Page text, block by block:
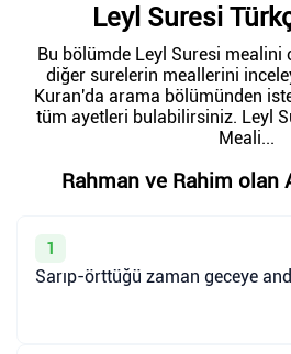
Leyl Suresi
Bu bölümde Leyl Suresi mealini
diğer surelerin meallerini
Kuran'da arama bölümünden
tüm ayetleri bulabilirsiniz. Leyl
Meali...
Rahman ve Rahim olan
1
Sarıp-örttüğü zaman geceye